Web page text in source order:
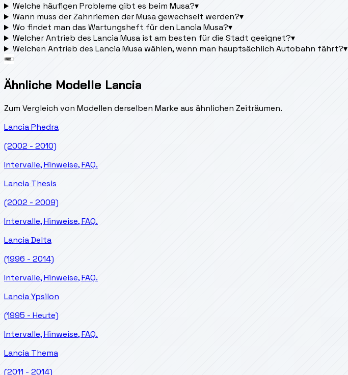
Welche häufigen Probleme gibt es beim Musa?▾
Wann muss der Zahnriemen der Musa gewechselt werden?▾
Wo findet man das Wartungsheft für den Lancia Musa?▾
Welcher Antrieb des Lancia Musa ist am besten für die Stadt geeignet?▾
Welchen Antrieb des Lancia Musa wählen, wenn man hauptsächlich Autobahn fährt?▾
Ähnliche Modelle Lancia
Zum Vergleich von Modellen derselben Marke aus ähnlichen Zeiträumen.
LanciaPhedra
(2002 - 2010)
Intervalle, Hinweise, FAQ.
Lancia Thesis
(2002 - 2009)
Intervalle, Hinweise, FAQ.
LanciaDelta
(1996 - 2014)
Intervalle, Hinweise, FAQ.
LanciaYpsilon
(1995 - Heute)
Intervalle, Hinweise, FAQ.
Lancia Thema
(2011 - 2014)